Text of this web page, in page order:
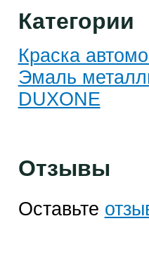
Категории
Краска
Эмаль
DUXONE
Отзывы
Оставьте